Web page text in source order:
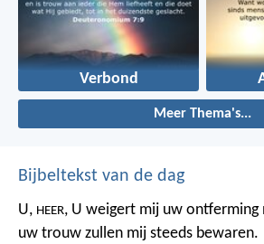
Verbond
Meer Thema's...
Bijbeltekst van de dag
U, HEER, U weigert mij uw ontferming
uw trouw zullen mij steeds bewaren.